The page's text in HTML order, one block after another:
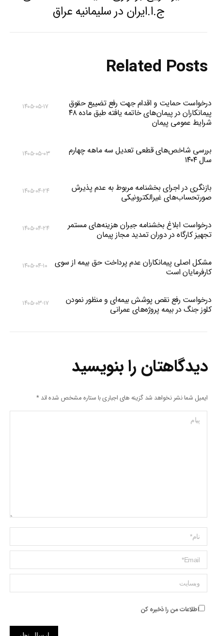
Previous
post:
ج.ا.ایران در سلیمانیه عراق
Related Posts
درخواست حمایت و اقدام جهت رفع تضییع حقوق
پیمانکاران در پیمان‌های خاتمه یافته طبق ماده ۴۸
شرایط عمومی پیمان
۱۴۰۵-۰۵-۱۷
بررسی شاخص‌های قطعی تعدیل سه ماهه چهارم
سال ۱۴۰۴
۱۴۰۵-۰۵-۰۳
بازنگری در اجرای بخشنامه مربوط به عدم پذیرش
صورتحساب‌های غیرالکترونیکی
۱۴۰۵-۰۴-۲۴
درخواست ابلاغ بخشنامه جبران هزینه‌های مستمر
تجهیز کارگاه در دوران تمدید مجاز پیمان
۱۴۰۵-۰۴-۲۴
مشکل اصلی پیمانکاران عدم پرداخت حق بیمه از سوی
کارفرمایان است
۱۴۰۵-۰۴-۱۰
درخواست رفع نقص پوشش بیمه‌ای و منظور نمودن
کلوز جنگ در بیمه پروژه‌های عمرانی
۱۴۰۵-۰۳-۱۷
دیدگاهتان را بنویسید
ایمیل شما نشر نخواهد شد گزینه های اجباری با ستاره مشخص شده اند*
پیام
Name *
ایمیل *
وبسایت
اطلاعات من را ذخیره کن